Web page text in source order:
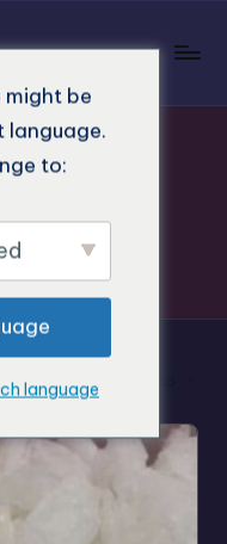
por defecto
might be
language.
to:
language